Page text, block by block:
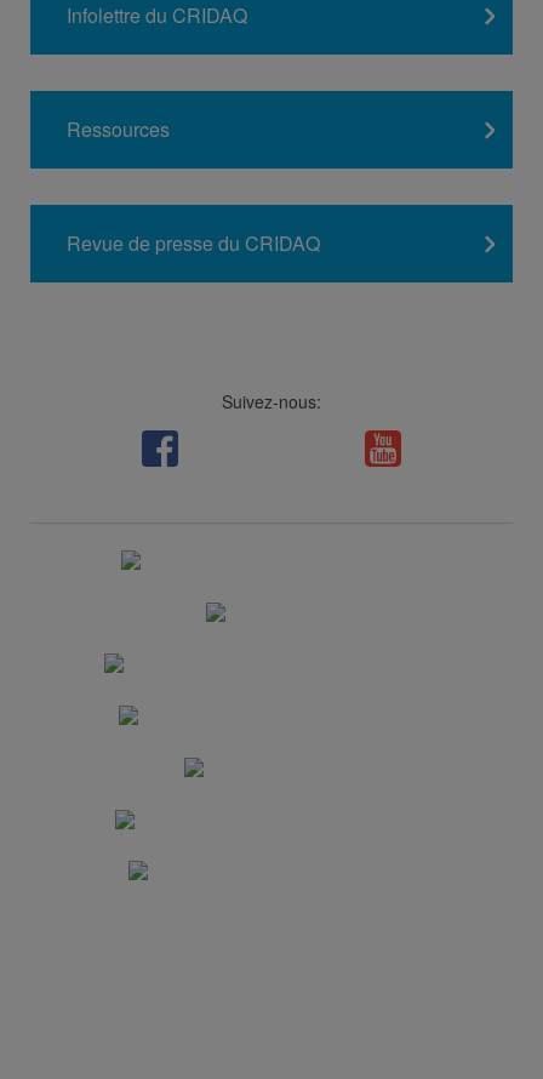
Infolettre du CRIDAQ
Ressources
Revue de presse du CRIDAQ
Suivez-nous:
Facebook Soundcloud
Youtube